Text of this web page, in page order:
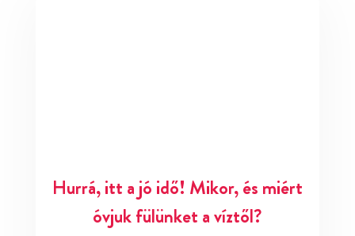
Hurrá, itt a jó idő! Mikor, és miért
óvjuk fülünket a víztől?